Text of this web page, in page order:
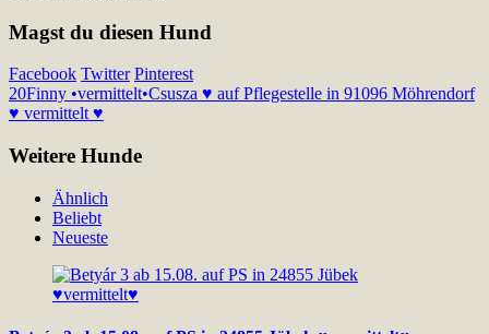
Magst du diesen Hund
Facebook Twitter Pinterest
20Finny •vermittelt•Csusza ♥ auf Pflegestelle in 91096 Möhrendorf
♥ vermittelt ♥
Weitere Hunde
Ähnlich
Beliebt
Neueste